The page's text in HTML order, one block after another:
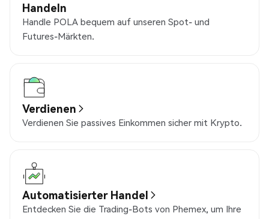
Handeln
Handle POLA bequem auf unseren Spot- und
Futures-Märkten.
Verdienen
Verdienen Sie passives Einkommen sicher mit Krypto.
Automatisierter Handel
Entdecken Sie die Trading-Bots von Phemex, um Ihre